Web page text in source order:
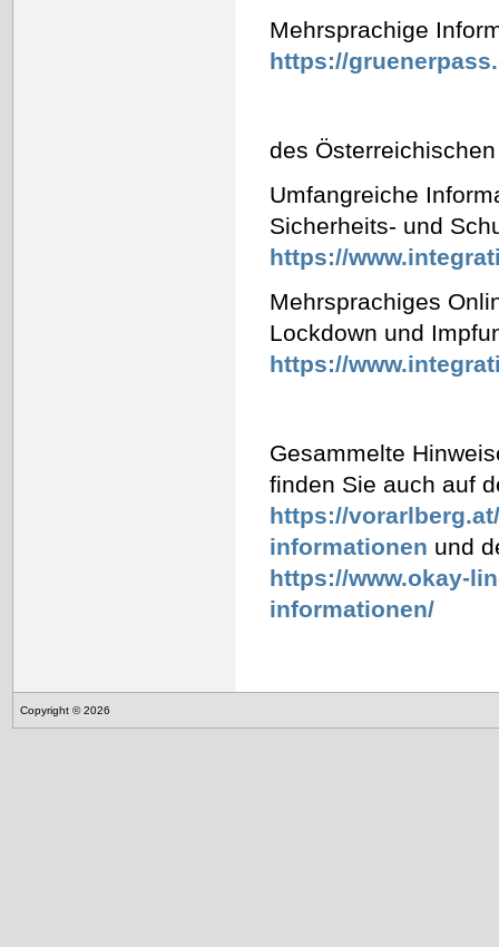
Mehrsprachige
https://
des
Umfangreiche
Sicherheits- und
https://
Mehrsprachiges
Lockdown und
https://
Gesammelte
finden Sie auch auf
https://
informationen und
https://www.okay-
informationen/
Copyright © 2026